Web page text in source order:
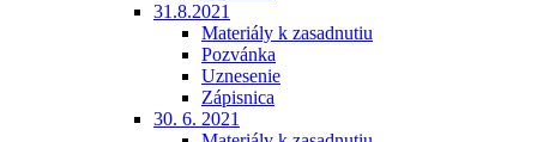
31.8.2021
Materiály k zasadnutiu
Pozvánka
Uznesenie
Zápisnica
30. 6. 2021